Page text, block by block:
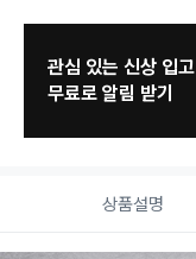
관심 있는 신상 입고
무료로 알림 받기
상품설명